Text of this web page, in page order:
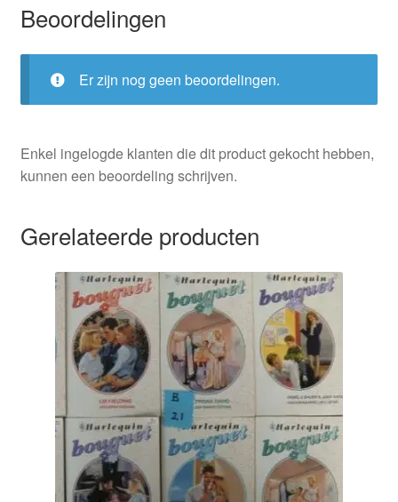
Beoordelingen
Er zijn nog geen beoordelingen.
Enkel ingelogde klanten die dit product gekocht hebben,
kunnen een beoordeling schrijven.
Gerelateerde producten